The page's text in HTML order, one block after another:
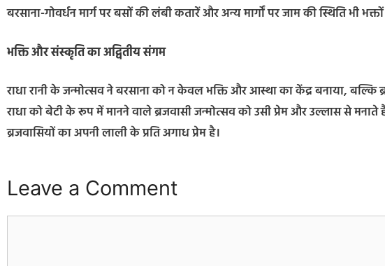
बरसाना-गोवर्धन मार्ग पर बसों की लंबी कतारें और अन्य मार्गों पर जाम की स्थिति भी
भक्ति और संस्कृति का अद्वितीय संगम
राधा रानी के जन्मोत्सव ने बरसाना को न केवल भक्ति और आस्था का केंद्र बनाया,
राधा को बेटी के रूप में मानने वाले ब्रजवासी जन्मोत्सव को उसी प्रेम और उल्लास से मनाते
ब्रजवासियों का अपनी लाली के प्रति अगाध प्रेम है।
Leave a Comment